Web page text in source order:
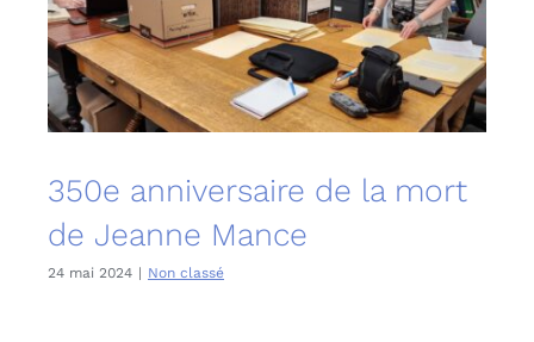
350e anniversaire de la mort
de Jeanne Mance
24 mai 2024 | Non classé